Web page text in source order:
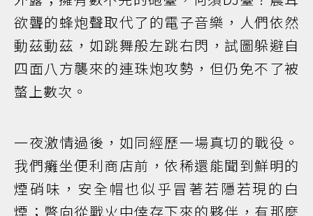
欲聾的蜂炮聲取代了的電子音樂，人們依然
動茲動茲，如跳舞般左跳右閃，試圖躲避自
四面八方襲來的連珠炮攻勢，但仍免不了被
螫上數次。
一夜激情過後，如同經歷一場真切的戰役。
我們癱坐便利商店前，依稀還能聞到鮮明的
煙硝味，安全帽也似乎冒著若隱若現的白
煙；瞥向從戰火中倖存下來的夥伴，有那麼